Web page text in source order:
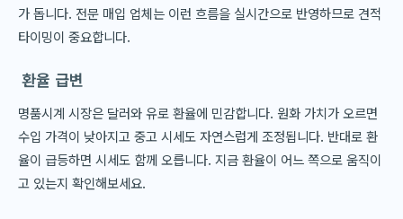
가 돕니다. 전문 매입 업체는 이런 흐름을 실시간으로 반영하므로 견적
타이밍이 중요합니다.
환율 급변
명품시계 시장은 달러와 유로 환율에 민감합니다. 원화 가치가 오르면
수입 가격이 낮아지고 중고 시세도 자연스럽게 조정됩니다. 반대로 환
율이 급등하면 시세도 함께 오릅니다. 지금 환율이 어느 쪽으로 움직이
고 있는지 확인해보세요.